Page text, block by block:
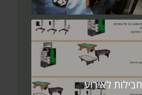
חבילות לאירוע